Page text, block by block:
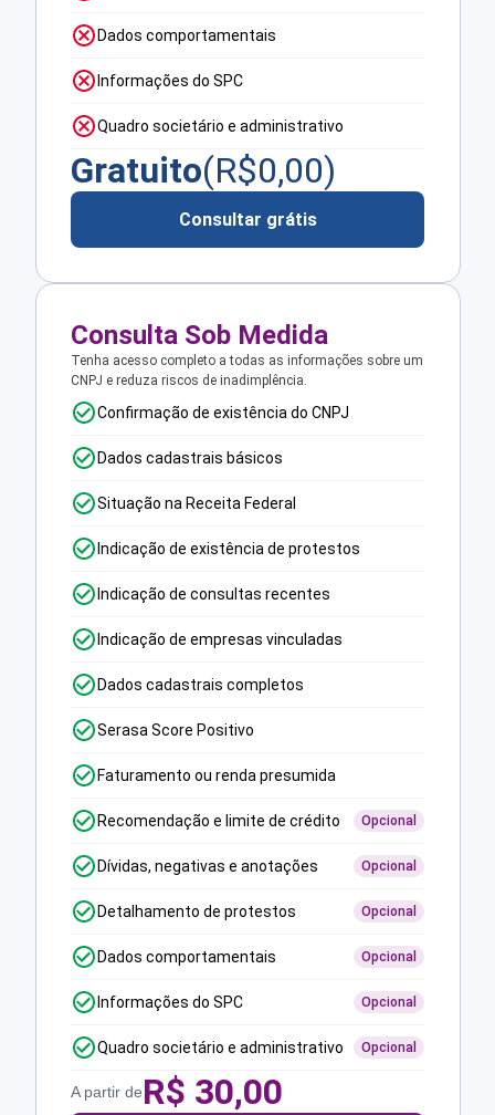
Dados comportamentais
Informações do SPC
Quadro societário e administrativo
Gratuito(R$0,00)
Consultar grátis
Consulta Sob Medida
Tenha acesso completo a todas as informações sobre um
CNPJ e reduza riscos de inadimplência.
Confirmação de existência do CNPJ
Dados cadastrais básicos
Situação na Receita Federal
Indicação de existência de protestos
Indicação de consultas recentes
Indicação de empresas vinculadas
Dados cadastrais completos
Serasa Score Positivo
Faturamento ou renda presumida
Recomendação e limite de crédito Opcional
Dívidas, negativas e anotações Opcional
Detalhamento de protestos Opcional
Dados comportamentais Opcional
Informações do SPC Opcional
Quadro societário e administrativo Opcional
A partir deR$ 30,00